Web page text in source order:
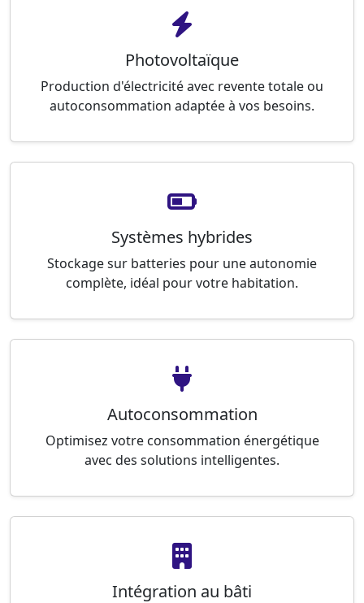
Photovoltaïque
Production d'électricité avec revente totale ou
autoconsommation adaptée à vos besoins.
Systèmes hybrides
Stockage sur batteries pour une autonomie
complète, idéal pour votre habitation.
Autoconsommation
Optimisez votre consommation énergétique
avec des solutions intelligentes.
Intégration au bâti